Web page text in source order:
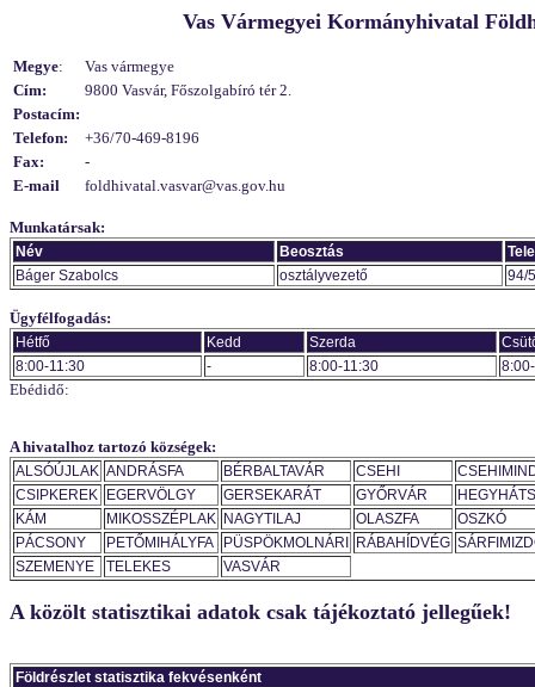
Vas Vármegyei Kormányhivatal
Megye:
Vas vármegye
Cím:
9800 Vasvár, Főszolgabíró tér 2.
Postacím:
Telefon:
+36/70-469-8196
Fax:
-
E-mail
foldhivatal.vasvar@vas.gov.hu
Munkatársak:
Név Beosztás
Báger Szabolcs
osztályvezető 94/
Ügyfélfogadás:
Hétfő Kedd Szerda
8:00-11:30
- 8:00-11:30
Ebédidő:
A hivatalhoz tartozó községek:
ALSÓÚJLAK ANDRÁSFA BÉRBALTAVÁR CSEHI
CSIPKEREK
EGERVÖLGY GERSEKARÁT GYŐRVÁR
KÁM
MIKOSSZÉPLAK NAGYTILAJ OLASZFA
OSZKÓ
PÁCSONY
PETŐMIHÁLYFA PÜSPÖKMOLNÁRI RÁBAHÍDVÉG
SZEMENYE
TELEKES VASVÁR
A közölt statisztikai adatok csak tájékoztató jellegűek!
Földrészlet statisztika fekvésenként